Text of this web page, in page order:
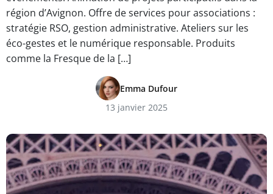
région d’Avignon. Offre de services pour associations :
stratégie RSO, gestion administrative. Ateliers sur les
éco-gestes et le numérique responsable. Produits
comme la Fresque de la […]
Emma Dufour
13 janvier 2025